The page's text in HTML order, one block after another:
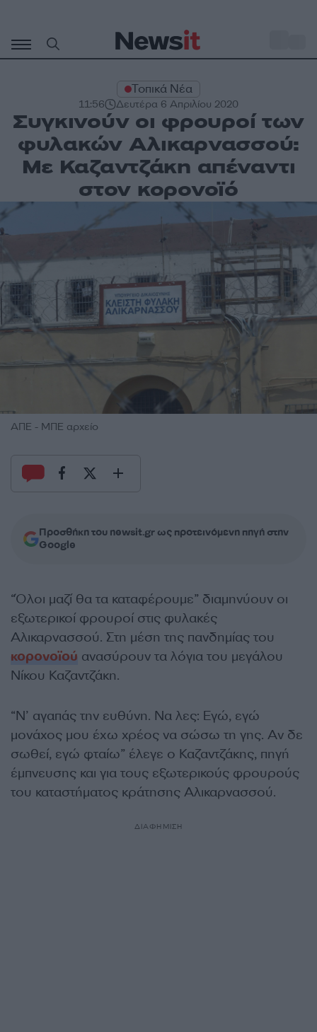
περιεχόμενο
Τοπικά Νέα
11:56 Δευτέρα 6 Απριλίου 2020
Συγκινούν οι φρουροί των
φυλακών Αλικαρνασσού:
Με Καζαντζάκη απέναντι
στον κορονοϊό
ΑΠΕ - ΜΠΕ αρχείο
Προσθήκη του newsit.gr ως προτεινόμενη πηγή στην
Google
“Όλοι μαζί θα τα καταφέρουμε” διαμηνύουν οι
εξωτερικοί φρουροί στις φυλακές
Αλικαρνασσού. Στη μέση της πανδημίας του
κορονοϊού ανασύρουν τα λόγια του μεγάλου
Νίκου Καζαντζάκη.
“Ν’ αγαπάς την ευθύνη. Να λες: Εγώ, εγώ
μονάχος μου έχω χρέος να σώσω τη γης. Αν δε
σωθεί, εγώ φταίω” έλεγε ο Καζαντζάκης, πηγή
έμπνευσης και για τους εξωτερικούς φρουρούς
του καταστήματος κράτησης Αλικαρνασσού.
ΔΙΑΦΗΜΙΣΗ